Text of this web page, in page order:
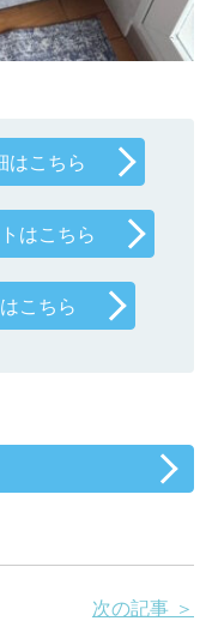
はこちら
はこちら
こちら
次の記事 ＞